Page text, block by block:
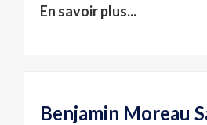
En savoir plus...
Benjamin Moreau